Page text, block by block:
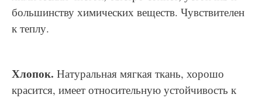
большинству химических веществ. Чувствителен
к теплу.
Хлопок. Натуральная мягкая ткань, хорошо
красится, имеет относительную устойчивость к